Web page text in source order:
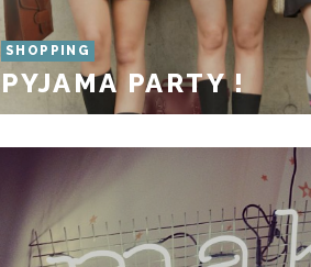
SHOPPING
PYJAMA PARTY !